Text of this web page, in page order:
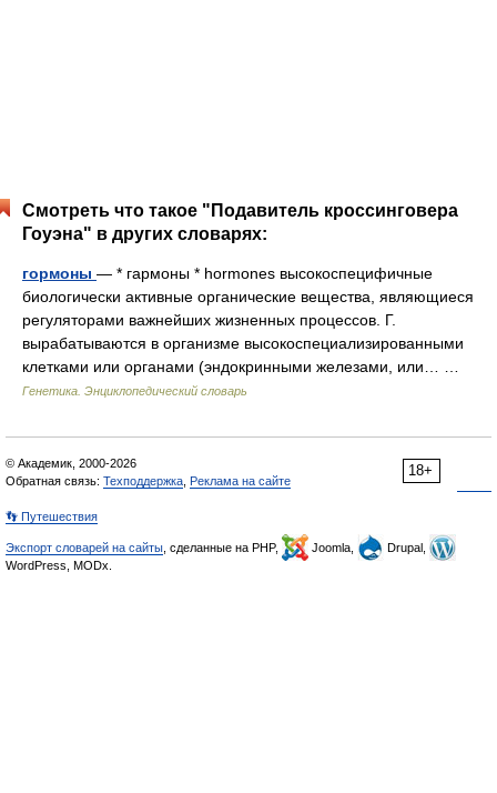
Смотреть что такое "Подавитель кроссинговера
Гоуэна" в других словарях:
гормоны — * гармоны * hormones высокоспецифичные
биологически активные органические вещества, являющиеся
регуляторами важнейших жизненных процессов. Г.
вырабатываются в организме высокоспециализированными
клетками или органами (эндокринными железами, или… …
Генетика. Энциклопедический словарь
18+
© Академик, 2000-2026
Обратная связь: Техподдержка Реклама на сайте
👣 Путешествия
Экспорт словарей на сайты , сделанные на PHP, Joomla,
Drupal,
WordPress, MODx.